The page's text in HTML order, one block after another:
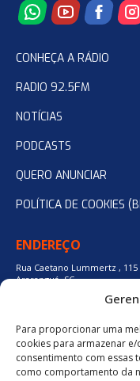
Para proporcionar uma
cookies para armazenar
consentimento com essas
como comportamento da
CONHEÇA A RÁDIO
RADIO 92.5FM
NOTÍCIAS
PODCASTS
QUERO ANUNCIAR
POLÍTICA DE COOKIES
ENDEREÇO
Rua Caetano Lummertz ,
Araranguá, SC.
48 3524-